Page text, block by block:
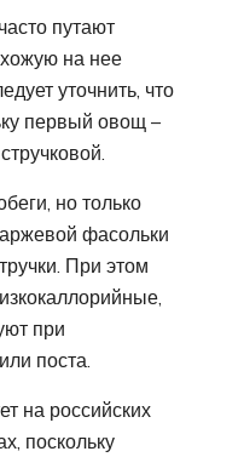
путают
на нее
уточнить, что
первый овощ –
но только
фасольки
При этом
при
поста.
на российских
поскольку